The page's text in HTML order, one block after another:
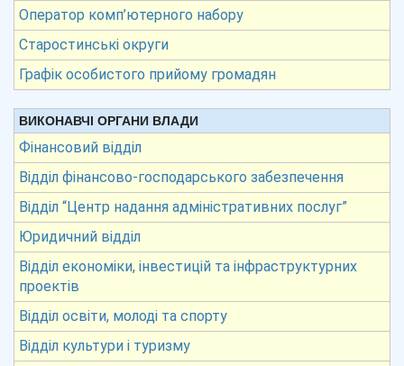
Оператор комп’ютерного набору
Старостинські округи
Графік особистого прийому громадян
ВИКОНАВЧІ ОРГАНИ ВЛАДИ
Фінансовий відділ
Відділ фінансово-господарського забезпечення
Відділ “Центр надання адміністративних послуг”
Юридичний відділ
Відділ економіки, інвестицій та інфраструктурних
проектів
Відділ освіти, молоді та спорту
Відділ культури і туризму